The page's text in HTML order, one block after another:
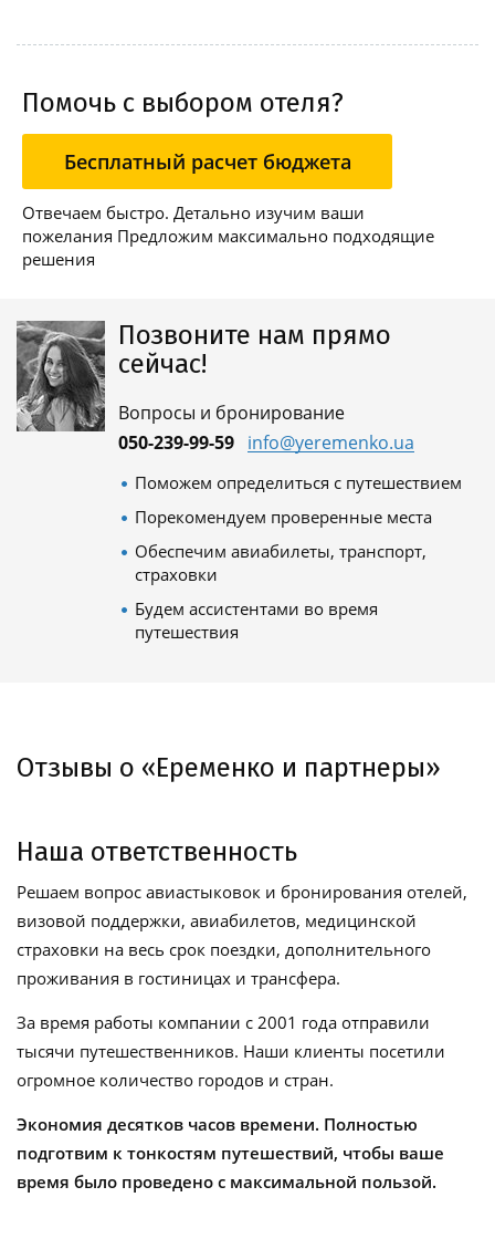
Помочь с выбором отеля?
Бесплатный расчет бюджета
Отвечаем быстро. Детально изучим ваши
пожелания Предложим максимально подходящие
решения
Позвоните нам прямо
сейчас!
Вопросы и бронирование
050-239-99-59 info@yeremenko.ua
Поможем определиться с путешествием
Порекомендуем проверенные места
Обеспечим авиабилеты, транспорт,
страховки
Будем ассистентами во время
путешествия
Отзывы о «Еременко и партнеры»
Наша ответственность
Решаем вопрос авиастыковок и бронирования отелей,
визовой поддержки, авиабилетов, медицинской
страховки на весь срок поездки, дополнительного
проживания в гостиницах и трансфера.
За время работы компании с 2001 года отправили
тысячи путешественников. Наши клиенты посетили
огромное количество городов и стран.
Экономия десятков часов времени. Полностью
подготвим к тонкостям путешествий, чтобы ваше
время было проведено с максимальной пользой.